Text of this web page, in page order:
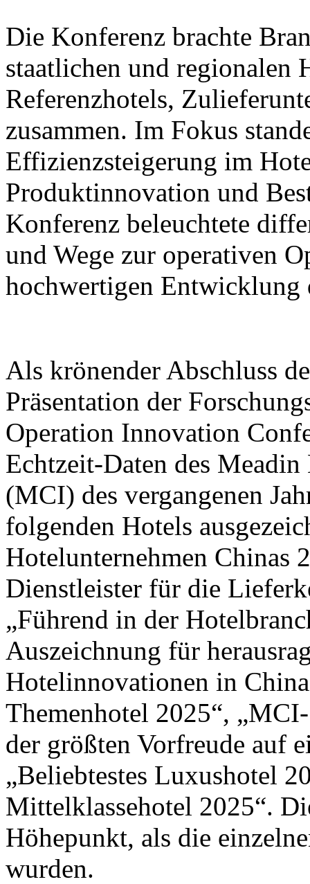
Die Konferenz brachte
staatlichen und regionalen
Referenzhotels,
zusammen. Im Fokus
Effizienzsteigerung im
Produktinnovation und
Konferenz beleuchtete
und Wege zur operativen
hochwertigen Entwicklung
Als krönender Abschluss
Präsentation der
Operation Innovation
Echtzeit-Daten des
(MCI) des vergangenen
folgenden Hotels
Hotelunternehmen Chinas
Dienstleister für die
„Führend in der
Auszeichnung für
Hotelinnovationen in
Themenhotel 2025“,
der größten Vorfreude auf
„Beliebtestes Luxushotel
Mittelklassehotel 2025“.
Höhepunkt, als die
wurden.